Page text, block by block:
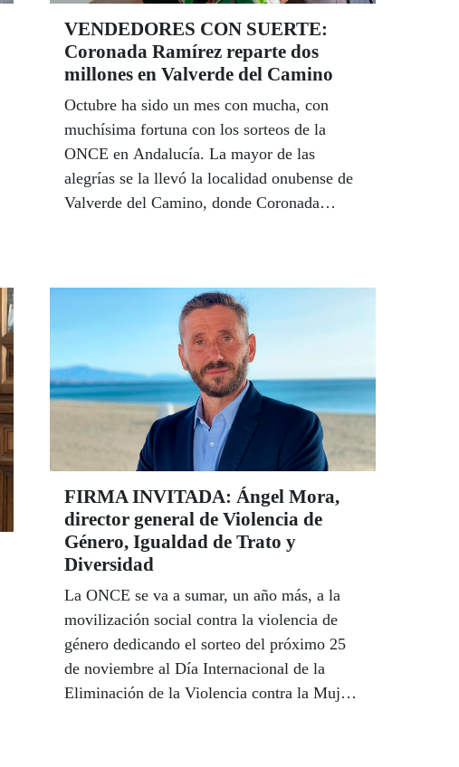
VENDEDORES CON SUERTE:
Coronada Ramírez reparte dos
millones en Valverde del Camino
Octubre ha sido un mes con mucha, con
muchísima fortuna con los sorteos de la
ONCE en Andalucía. La mayor de las
alegrías se la llevó la localidad onubense de
Valverde del Camino, donde Coronada
del mayor Sueldazo que ofrece la ONCE en
sus sorteos de fin de semana, dotado con
300.000 euros al contado y 5.000 euros al
mes durante 20 años, que suman un total de
un millón y medio de euros. Fausto Benítez
también repartió más de un millón de euros
en Otura (Granada) en el sorteo del 14 de
octubre, con La Paga de 3.000 euros al mes
durante 25 años incluida para uno de sus
clientes, y José Manuel Ochoa otro millón
más en Sanlúcar de Barrameda (Cádiz) con
el sorteo del día 22.
FIRMA INVITADA: Ángel Mora,
director general de Violencia de
Género, Igualdad de Trato y
Diversidad
La ONCE se va a sumar, un año más, a la
movilización social contra la violencia de
género dedicando el sorteo del próximo 25
de noviembre al Día Internacional de la
Eliminación de la Violencia contra la Mujer.